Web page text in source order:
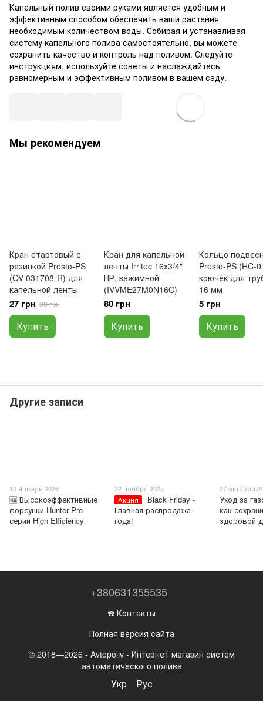
Капельный полив своими руками является удобным и
эффективным способом обеспечить ваши растения
необходимым количеством воды. Собирая и устанавливая
систему капельного полива самостоятельно, вы можете
сохранить качество и контроль над поливом. Следуйте
инструкциям, используйте советы и наслаждайтесь
равномерным и эффективным поливом в вашем саду.
Мы рекомендуем
Кран стартовый с
резинкой Presto-PS
(OV-031708-R) для
капельной ленты
27 грн 30 грн
Купить
Кран для капельной
ленты Irritec 16х3/4"
НР, зажимной
(IVVME27M0N16C)
80 грн
Купить
Кольцо
Presto-PS (HC-
крючёк для
16 мм
5 грн
Купить
Другие записи
14 Январь 2026
🆕 Высокоэффективные
форсунки Hunter Pro
серии High Efficiency
22 ноября 2025
Акция
Black Friday -
Главная распродажа
года!
27 октября
Уход за
как
здоровой
+380631355535
☎️ Контакты
Полная версия сайта
© 2018—2026 - Avtopoliv - Интернет магазин систем
автоматического полива
Укр Рус